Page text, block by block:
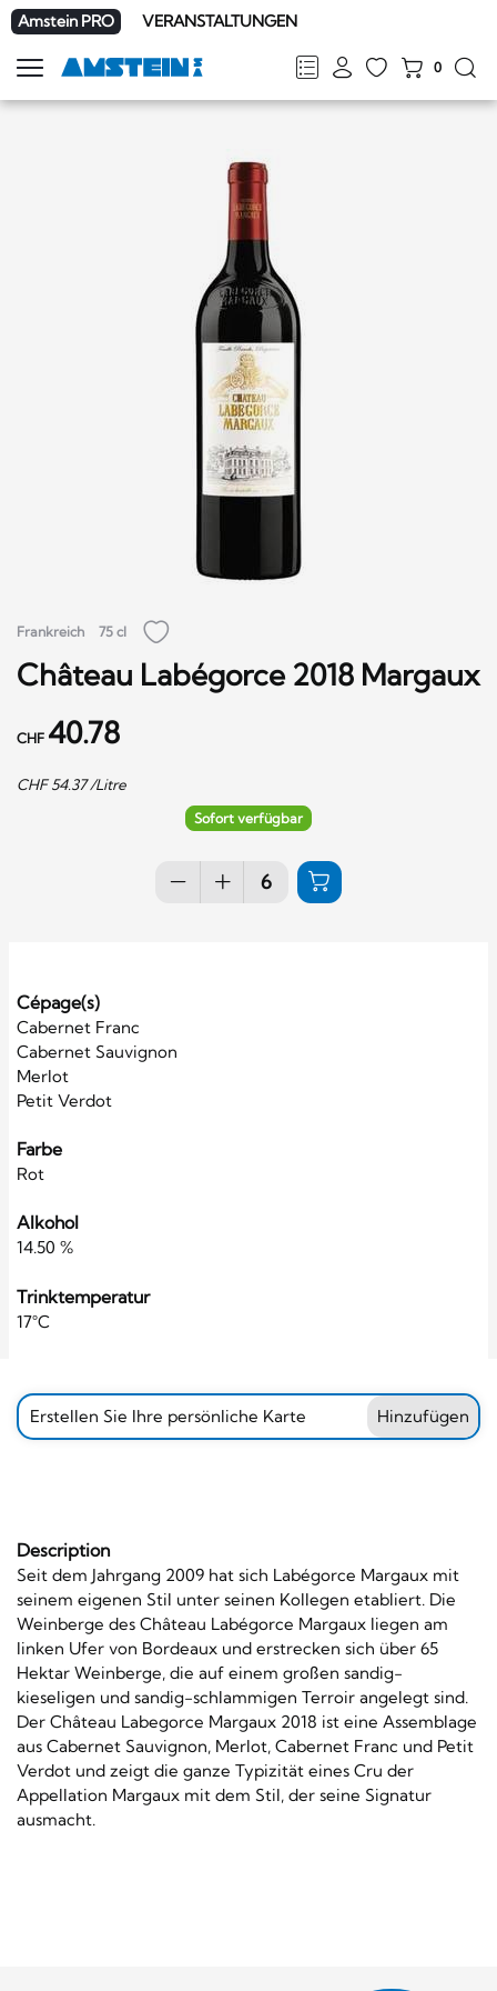
Amstein PRO VERANSTALTUNGEN
FRDEENIT
0
Navigation
zeigen
Frankreich 75 cl
Château Labégorce 2018 Margaux
CHF 40.78
CHF54.37/Litre
Sofort verfügbar
Cépage(s)
Cabernet Franc
Cabernet Sauvignon
Merlot
Petit Verdot
Farbe
Rot
Alkohol
14.50 %
Trinktemperatur
17°C
Erstellen Sie Ihre persönliche Karte Hinzufügen
Description
Seit dem Jahrgang 2009 hat sich Labégorce Margaux mit
seinem eigenen Stil unter seinen Kollegen etabliert. Die
Weinberge des Château Labégorce Margaux liegen am
linken Ufer von Bordeaux und erstrecken sich über 65
Hektar Weinberge, die auf einem großen sandig-
kieseligen und sandig-schlammigen Terroir angelegt sind.
Der Château Labegorce Margaux 2018 ist eine Assemblage
aus Cabernet Sauvignon, Merlot, Cabernet Franc und Petit
Verdot und zeigt die ganze Typizität eines Cru der
Appellation Margaux mit dem Stil, der seine Signatur
ausmacht.